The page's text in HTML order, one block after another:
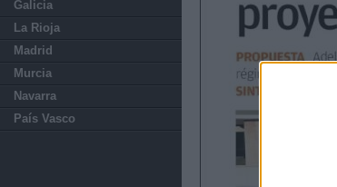
Galicia
La Rioja
Madrid
Murcia
Navarra
País Vasco